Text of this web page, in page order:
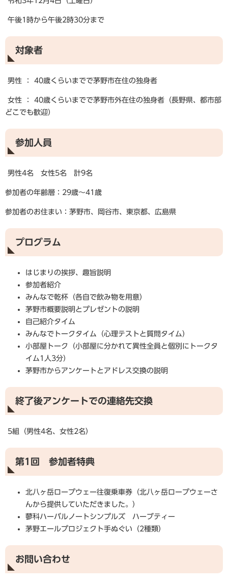
午後1時から午後2時30分まで
対象者
男性 ： 40歳くらいまでで茅野市在住の独身者
女性 ： 40歳くらいまでで茅野市外在住の独身者（長野県、都市部
どこでも歓迎）
参加人員
男性4名 女性5名 計9名
参加者の年齢層：29歳～41歳
参加者のお住まい：茅野市、岡谷市、東京都、広島県
プログラム
はじまりの挨拶、趣旨説明
参加者紹介
みんなで乾杯（各自で飲み物を用意）
茅野市概要説明とプレゼントの説明
自己紹介タイム
みんなでトークタイム（心理テストと質問タイム）
小部屋トーク（小部屋に分かれて異性全員と個別にトークタ
イム1人3分）
茅野市からアンケートとアドレス交換の説明
終了後アンケートでの連絡先交換
5組（男性4名、女性2名）
第1回 参加者特典
北八ヶ岳ロープウェー往復乗車券（北八ヶ岳ロープウェーさ
んから提供していただきました。）
蓼科ハーバルノートシンプルズ ハーブティー
茅野エールプロジェクト手ぬぐい（2種類）
お問い合わせ